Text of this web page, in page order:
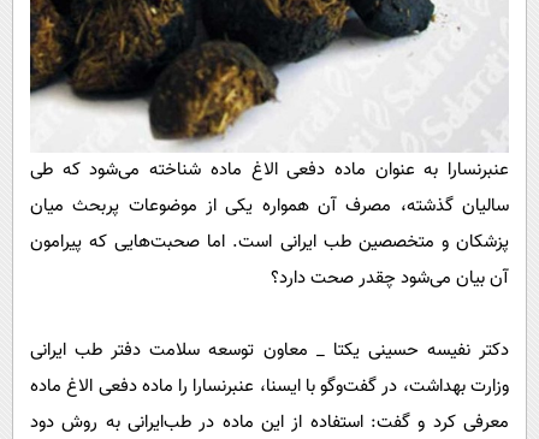
سرگرمی
فناوری
گوناگون
سلامت
فرهنگی
حیات وحش
پیامک
روانشناسی
آشپزی
عنبرنسارا به عنوان ماده دفعی الاغ ماده شناخته می‌شود که طی
سالیان گذشته، مصرف آن همواره یکی از موضوعات پربحث میان
پزشکان و متخصصین طب ایرانی است. اما صحبت‌هایی که پیرامون
آن بیان می‌شود چقدر صحت دارد؟
دکتر نفیسه حسینی یکتا _ معاون توسعه سلامت دفتر طب ایرانی
وزارت بهداشت، در گفت‌وگو با ایسنا، عنبرنسارا را ماده دفعی الاغ ماده
معرفی کرد و گفت: استفاده از این ماده در طب‌ایرانی به روش دود